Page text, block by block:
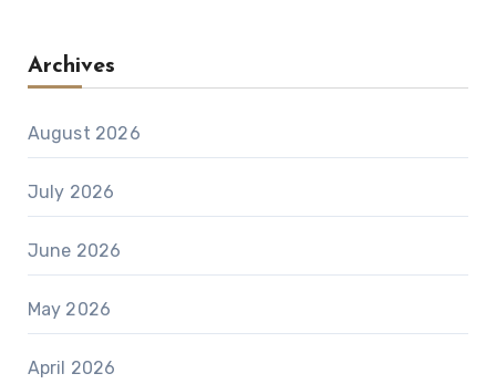
Archives
August 2026
July 2026
June 2026
May 2026
April 2026